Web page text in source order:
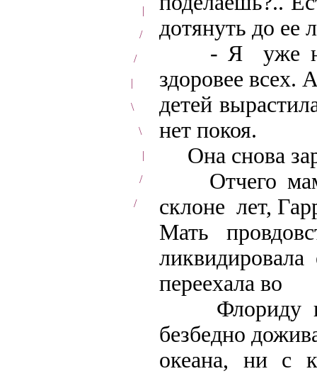
|
/
/
|
\
\
|
/
/
дотянуть до ее
- Я уже не
здоровее всех.
детей
нет покоя.
Она снова
Отчего
склоне лет,
Мать
ликвидировала
переехала во
Флориду и
безбедно
океана, ни с